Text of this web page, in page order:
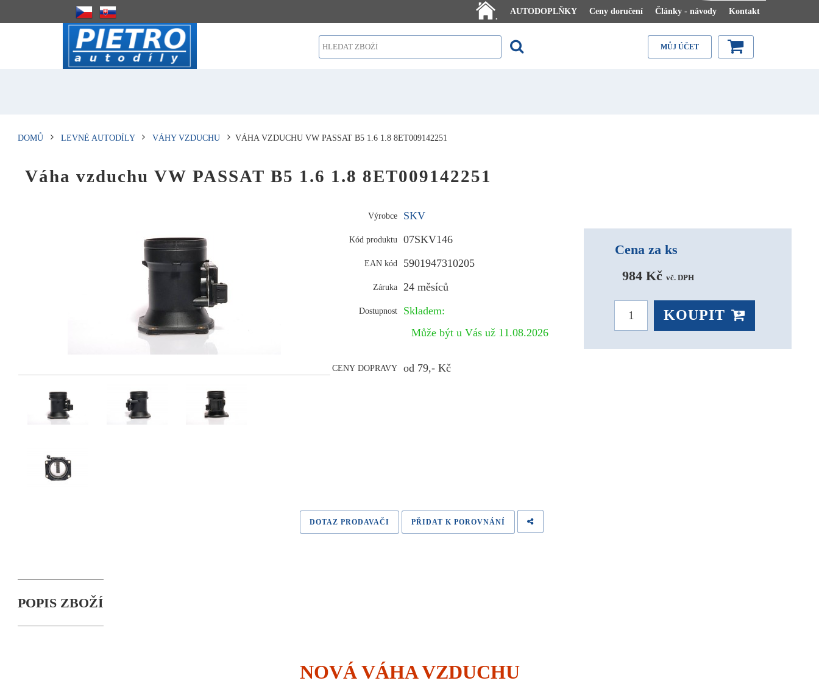
.
AUTODOPLŇKY Ceny doručení Články - návody Kontakt
MŮJ ÚČET
DOMŮ LEVNÉ AUTODÍLY VÁHY VZDUCHU VÁHA VZDUCHU VW PASSAT B5 1.6 1.8 8ET009142251
Váha vzduchu VW PASSAT B5 1.6 1.8 8ET009142251
Výrobce SKV
Kód produktu 07SKV146
EAN kód 5901947310205
Záruka 24 měsíců
Dostupnost
Skladem:
Může být u Vás už 11.08.2026
CENY DOPRAVY od 79,- Kč
Cena za ks
984 Kč vč. DPH
KOUPIT
DOTAZ PRODAVAČI PŘIDAT K POROVNÁNÍ
POPIS ZBOŽÍ
NOVÁ VÁHA VZDUCHU